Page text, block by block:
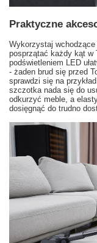
Praktyczne
Wykorzystaj wchodzące
posprzątać każdy kąt w
podświetleniem LED
- żaden brud się przed
sprawdzi się na
szczotka nada się do
odkurzyć meble, a
dosięgnąć do trudno